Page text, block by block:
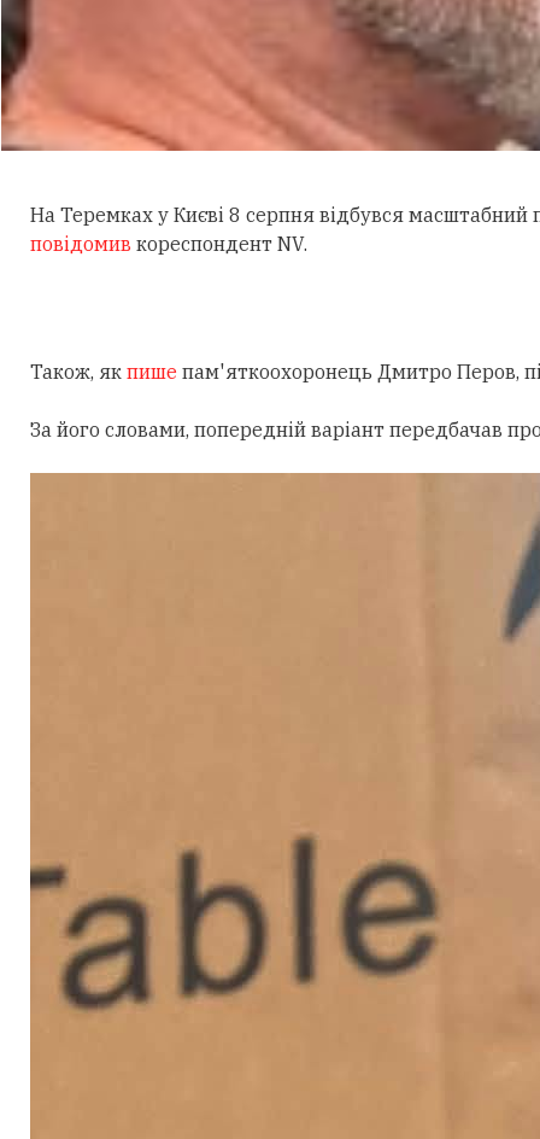
На Теремках у Києві 8 серпня відбувся масштабний
повідомив кореспондент NV.
Також, як пише пам'яткоохоронець Дмитро Перов,
За його словами, попередній варіант передбачав